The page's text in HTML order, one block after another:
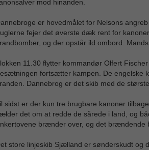
mod hinanden.
er hovedmålet for Nelsons
fejer det øverste dæk rent for
og der opstår ild ombord.
11.30 flytter kommandør Olfert
fortsætter kampen. De engelske
Dannebrog er det skib med de
sidst er der kun tre brugbare kanoner
det om at redde de sårede i land, og
brænder over, og det brændende
store linjeskib Sjælland er sønderskudt og